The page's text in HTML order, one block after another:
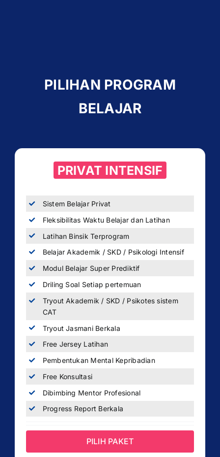
PILIHAN PROGRAM
BELAJAR
PRIVAT INTENSIF
Sistem Belajar Privat
Fleksibilitas Waktu Belajar dan Latihan
Latihan Binsik Terprogram
Belajar Akademik / SKD / Psikologi Intensif
Modul Belajar Super Prediktif
Driling Soal Setiap pertemuan
Tryout Akademik / SKD / Psikotes sistem
CAT
Tryout Jasmani Berkala
Free Jersey Latihan
Pembentukan Mental Kepribadian
Free Konsultasi
Dibimbing Mentor Profesional
Progress Report Berkala
PILIH PAKET